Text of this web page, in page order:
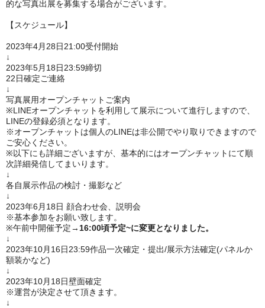
的な写真出展を募集する場合がございます。
【スケジュール】
2023年4月28日21:00受付開始
↓
2023年5月18日23:59締切
22日確定ご連絡
↓
写真展用オープンチャットご案内
※LINEオープンチャットを利用して展示について進行しますので、
LINEの登録必須となります。
※オープンチャットは個人のLINEは非公開でやり取りできますので
ご安心ください。
※以下にも詳細ございますが、基本的にはオープンチャットにて順
次詳細発信してまいります。
↓
各自展示作品の検討・撮影など
↓
2023年6月18日 顔合わせ会、説明会
※基本参加をお願い致します。
※午前中開催予定→ 16:00頃予定~に変更となりました。
↓
2023年10月16日23:59作品一次確定・提出/展示方法確定(パネルか
額装かなど)
↓
2023年10月18日壁面確定
※運営が決定させて頂きます。
↓